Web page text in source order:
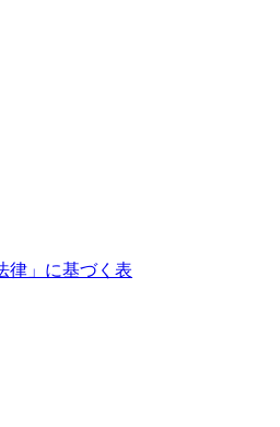
律」に基づく表